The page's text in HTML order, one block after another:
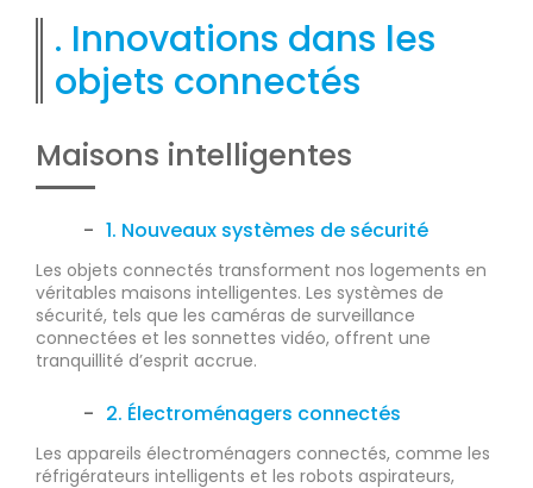
. Innovations dans les
objets connectés
Maisons intelligentes
1. Nouveaux systèmes de sécurité
Les objets connectés transforment nos logements en
véritables maisons intelligentes. Les systèmes de
sécurité, tels que les caméras de surveillance
connectées et les sonnettes vidéo, offrent une
tranquillité d’esprit accrue.
2. Électroménagers connectés
Les appareils électroménagers connectés, comme les
réfrigérateurs intelligents et les robots aspirateurs,